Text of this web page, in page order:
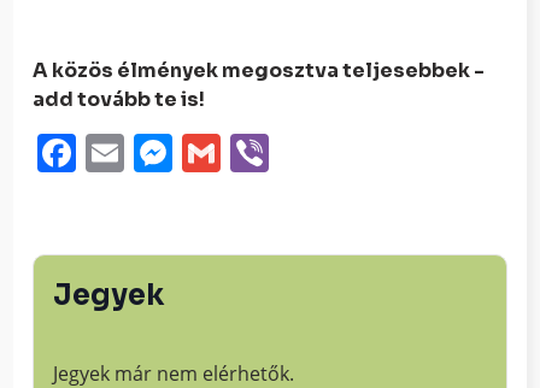
A közös élmények megosztva teljesebbek -
add tovább te is!
Facebook
EmailMessenger
Gmail
Jegyek
Jegyek már nem elérhetők.